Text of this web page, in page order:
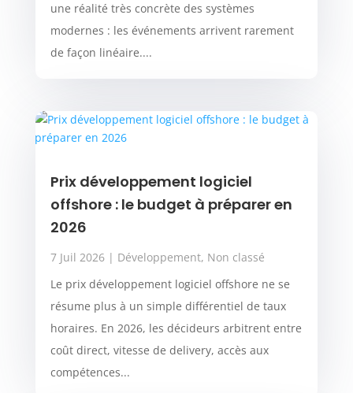
une réalité très concrète des systèmes
modernes : les événements arrivent rarement
de façon linéaire....
Prix développement logiciel
offshore : le budget à préparer en
2026
7 Juil 2026| Développement, Non classé
Le prix développement logiciel offshore ne se
résume plus à un simple différentiel de taux
horaires. En 2026, les décideurs arbitrent entre
coût direct, vitesse de delivery, accès aux
compétences...